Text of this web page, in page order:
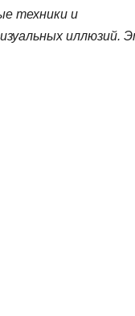
техники и
иллюзий.